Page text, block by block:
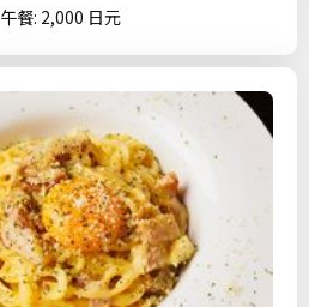
餐: 2,000 日元